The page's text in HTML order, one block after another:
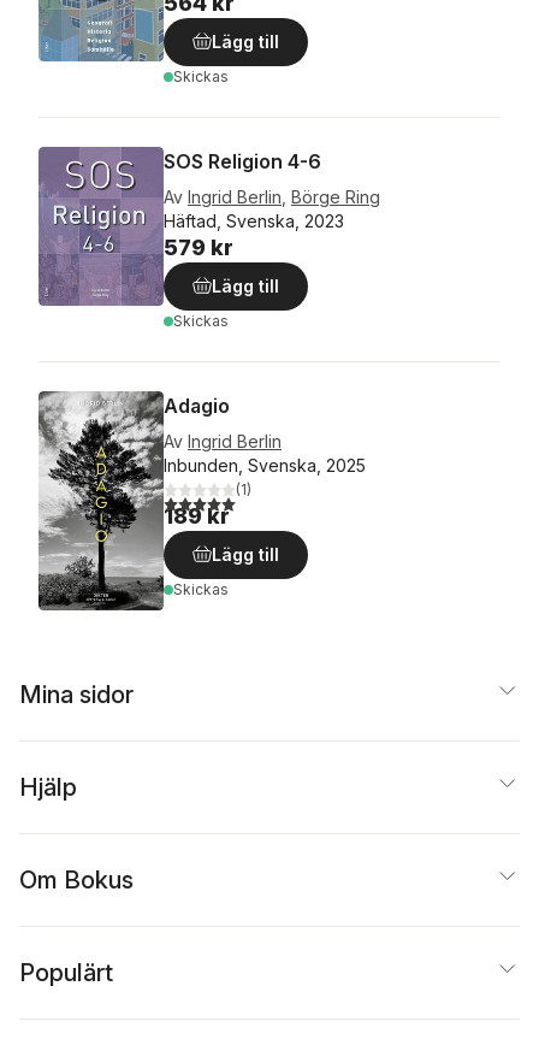
Lägg till
Skickas
SOS Religion 4-6
Av Ingrid Berlin Börge Ring
Häftad, Svenska, 2023
579 kr
Lägg till
Skickas
Adagio
Av Ingrid Berlin
Inbunden, Svenska, 2025
5,0utav 5 stjärnor. Totalt antal röster:
(1)
189 kr
Lägg till
Skickas
Mina sidor
Hjälp
Om Bokus
Populärt